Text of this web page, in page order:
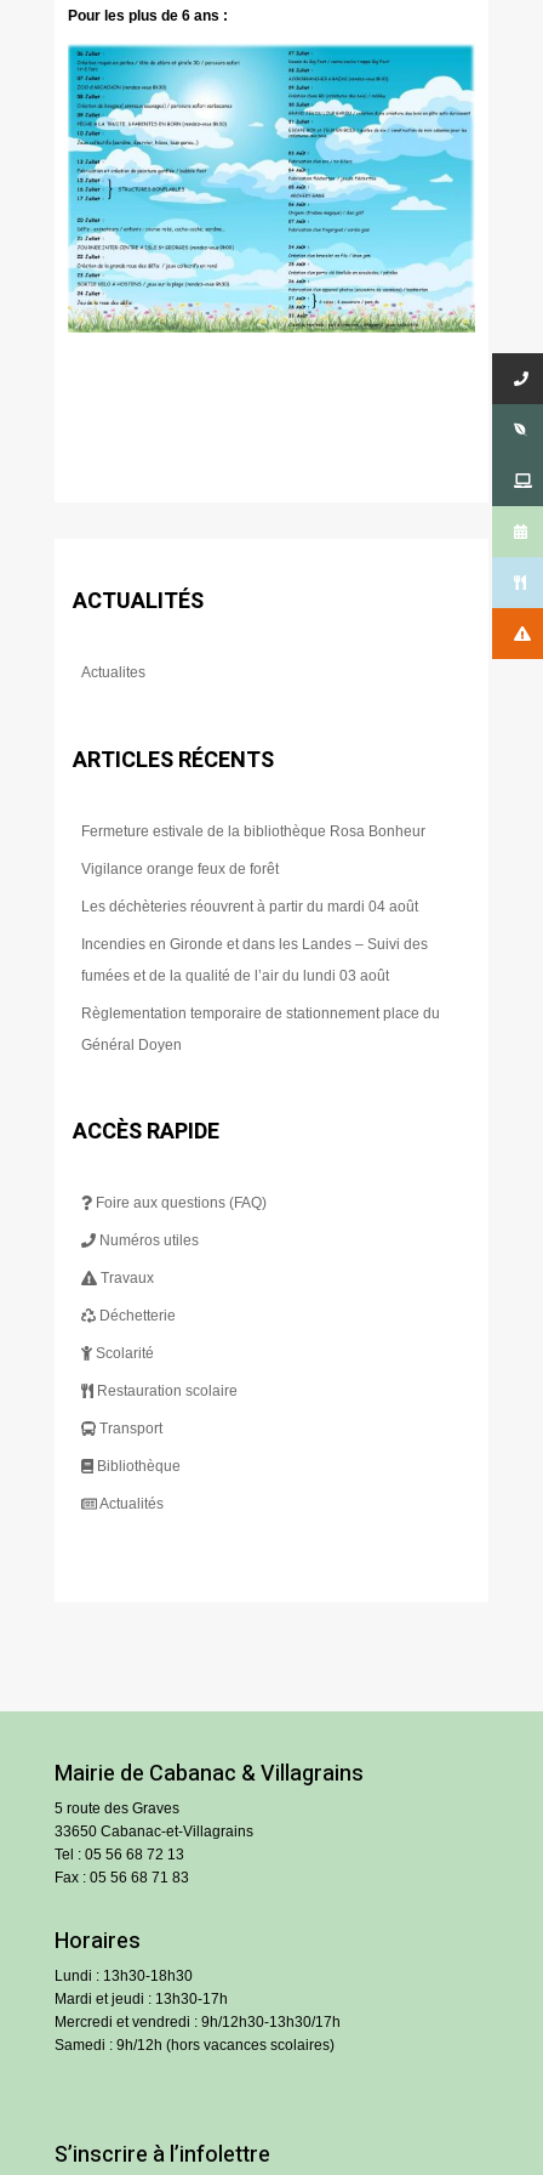
Pour les plus de 6 ans :
ACTUALITÉS
Actualites
ARTICLES RÉCENTS
Fermeture estivale de la bibliothèque Rosa Bonheur
Vigilance orange feux de forêt
Les déchèteries réouvrent à partir du mardi 04 août
Incendies en Gironde et dans les Landes – Suivi des
fumées et de la qualité de l’air du lundi 03 août
Règlementation temporaire de stationnement place du
Général Doyen
ACCÈS RAPIDE
Foire aux questions (FAQ)
Numéros utiles
Travaux
Déchetterie
Scolarité
Restauration scolaire
Transport
Bibliothèque
Actualités
Mairie de Cabanac & Villagrains
5 route des Graves
33650 Cabanac-et-Villagrains
Tel : 05 56 68 72 13
Fax : 05 56 68 71 83
Horaires
Lundi : 13h30-18h30
Mardi et jeudi : 13h30-17h
Mercredi et vendredi : 9h/12h30-13h30/17h
Samedi : 9h/12h (hors vacances scolaires)
S’inscrire à l’infolettre